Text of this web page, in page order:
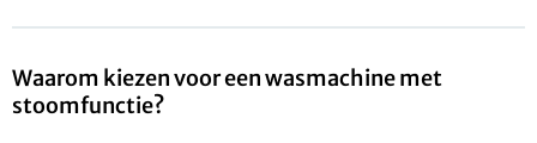
Waarom kiezen voor een wasmachine met
stoomfunctie?